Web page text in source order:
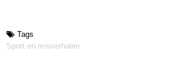
Tags
Sport en reisverhalen